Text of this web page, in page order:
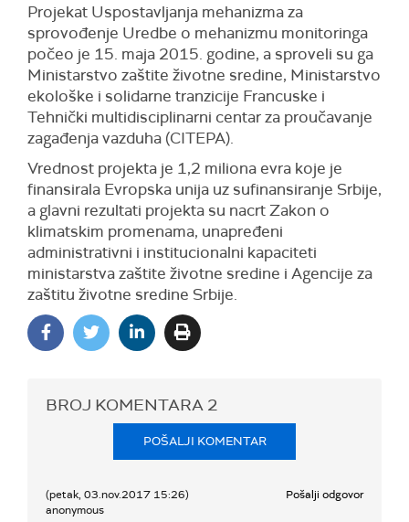
Projekat Uspostavljanja mehanizma za
sprovođenje Uredbe o mehanizmu monitoringa
počeo je 15. maja 2015. godine, a sproveli su ga
Ministarstvo zaštite životne sredine, Ministarstvo
ekološke i solidarne tranzicije Francuske i
Tehnički multidisciplinarni centar za proučavanje
zagađenja vazduha (CITEPA).
Vrednost projekta je 1,2 miliona evra koje je
finansirala Evropska unija uz sufinansiranje Srbije,
a glavni rezultati projekta su nacrt Zakon o
klimatskim promenama, unapređeni
administrativni i institucionalni kapaciteti
ministarstva zaštite životne sredine i Agencije za
zaštitu životne sredine Srbije.
BROJ KOMENTARA 2
POŠALJI KOMENTAR
(petak, 03.nov.2017 15:26)
anonymous
Pošalji odgovor